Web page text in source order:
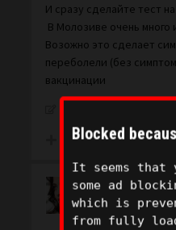
И сразу сделайте тест
В Молозиве очень много
Возожно это сделает
переболели (без
вакцинации
11
Leo
Blocked
It seems that
some ad
which is
from fully